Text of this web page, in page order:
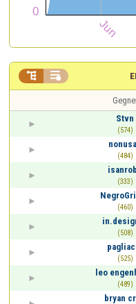
 
Stvn
(574)
(484)
(333)
(460)
(508)
(525)
leo
(489)
bryan